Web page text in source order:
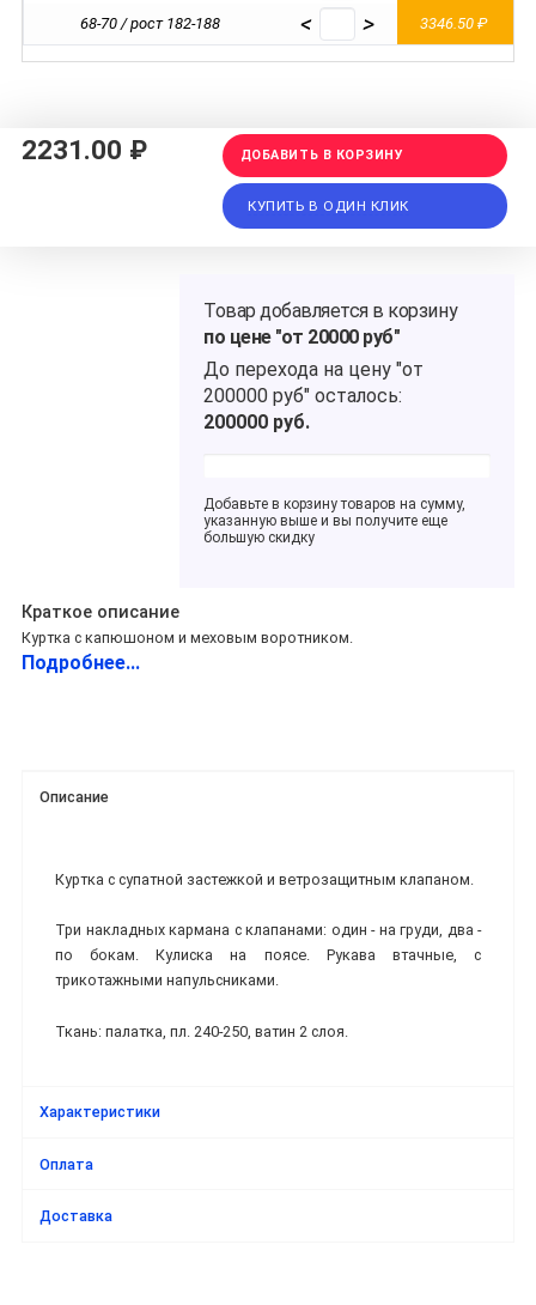
68-70 / рост 182-188 < > 3346.50 ₽
2231.00 ₽ ДОБАВИТЬ В КОРЗИНУ
КУПИТЬ В ОДИН КЛИК
Краткое описание
Куртка с капюшоном и меховым воротником.
Подробнее...
Товар добавляется в корзину
по цене "от 20000 руб"
До перехода на цену "от
200000 руб" осталось:
200000 руб.
Добавьте в корзину товаров на сумму,
указанную выше и вы получите еще
большую скидку
Описание
Куртка с супатной застежкой и ветрозащитным клапаном.
Три накладных кармана с клапанами: один - на груди, два -
по бокам. Кулиска на поясе. Рукава втачные, с
трикотажными напульсниками.
Ткань: палатка, пл. 240-250, ватин 2 слоя.
Характеристики
Оплата
Доставка